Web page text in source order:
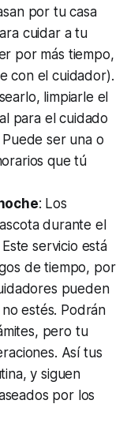
por tu casa
cuidar a tu
por más tiempo,
con el cuidador).
limpiarle el
para el cuidado
ser una o
que tú
: Los
durante el
servicio está
de tiempo, por
pueden
estés. Podrán
pero tu
Así tus
y siguen
por los